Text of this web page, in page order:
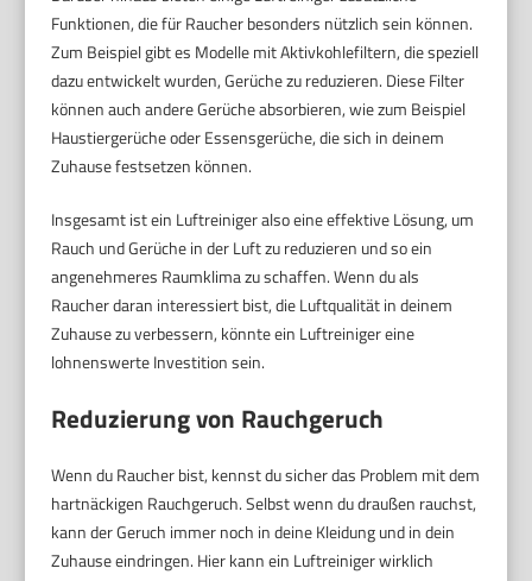
Funktionen, die für Raucher besonders nützlich sein können.
Zum Beispiel gibt es Modelle mit Aktivkohlefiltern, die speziell
dazu entwickelt wurden, Gerüche zu reduzieren. Diese Filter
können auch andere Gerüche absorbieren, wie zum Beispiel
Haustiergerüche oder Essensgerüche, die sich in deinem
Zuhause festsetzen können.
Insgesamt ist ein Luftreiniger also eine effektive Lösung, um
Rauch und Gerüche in der Luft zu reduzieren und so ein
angenehmeres Raumklima zu schaffen. Wenn du als
Raucher daran interessiert bist, die Luftqualität in deinem
Zuhause zu verbessern, könnte ein Luftreiniger eine
lohnenswerte Investition sein.
Reduzierung von Rauchgeruch
Wenn du Raucher bist, kennst du sicher das Problem mit dem
hartnäckigen Rauchgeruch. Selbst wenn du draußen rauchst,
kann der Geruch immer noch in deine Kleidung und in dein
Zuhause eindringen. Hier kann ein Luftreiniger wirklich